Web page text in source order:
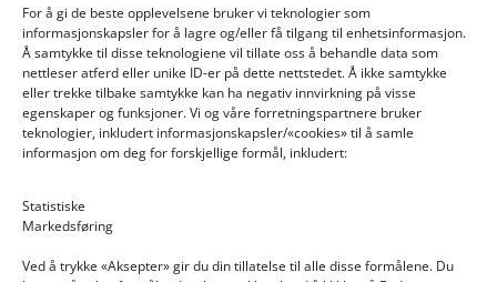
For å gi de beste opplevelsene bruker vi teknologier som
informasjonskapsler for å lagre og/eller få tilgang til enhetsinformasjon.
Å samtykke til disse teknologiene vil tillate oss å behandle data som
nettleser atferd eller unike ID-er på dette nettstedet. Å ikke samtykke
eller trekke tilbake samtykke kan ha negativ innvirkning på visse
egenskaper og funksjoner. Vi og våre forretningspartnere bruker
teknologier, inkludert informasjonskapsler/«cookies» til å samle
informasjon om deg for forskjellige formål, inkludert:
Statistiske
Markedsføring
Ved å trykke «Aksepter» gir du din tillatelse til alle disse formålene. Du